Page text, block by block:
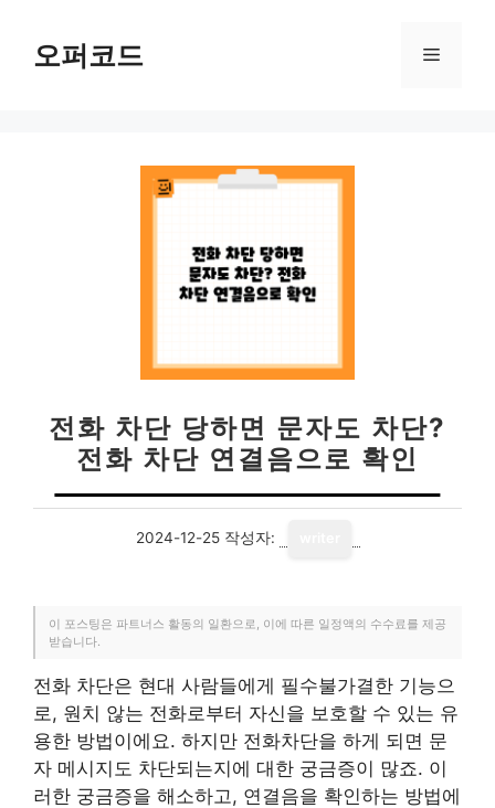
오퍼코드 메
전화 차단 당하면 문자도 차단?
전화 차단 연결음으로 확인
2024-12-25 작성자:
이 포스팅은 파트너스 활동의 일환으로, 이에 따른 일정액의 수수료를 제공
받습니다.
전화 차단은 현대 사람들에게 필수불가결한 기능으
로, 원치 않는 전화로부터 자신을 보호할 수 있는 유
용한 방법이에요. 하지만 전화차단을 하게 되면 문
자 메시지도 차단되는지에 대한 궁금증이 많죠. 이
러한 궁금증을 해소하고, 연결음을 확인하는 방법에